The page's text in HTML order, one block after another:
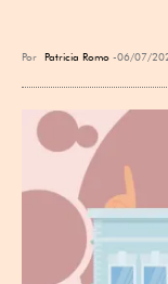
Por Patricia Romo 06/07/